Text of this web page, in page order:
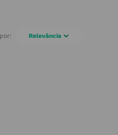
Relevância